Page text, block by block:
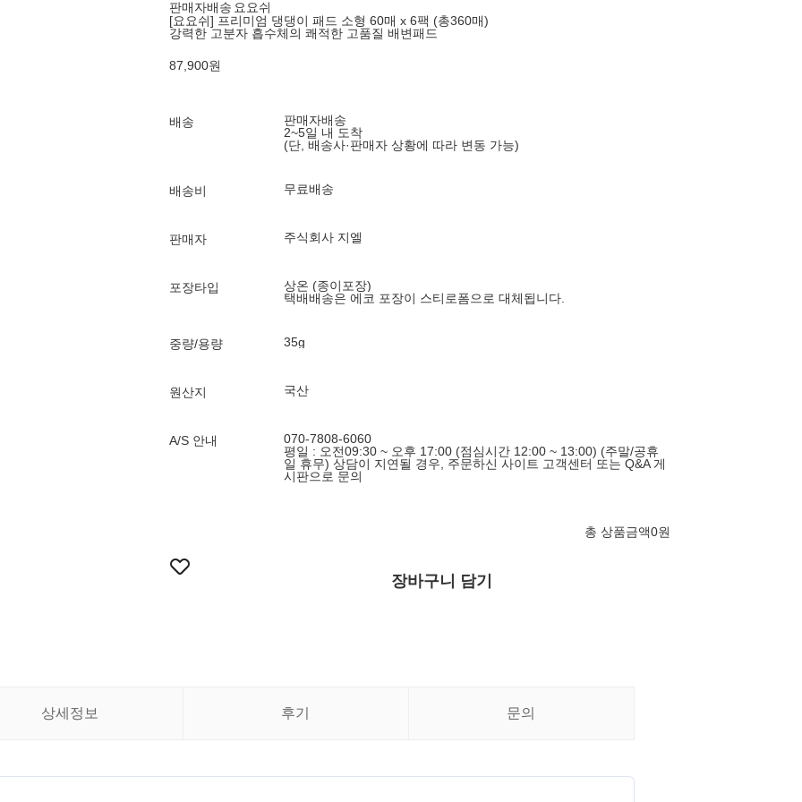
판매자배송 요요쉬
[요요쉬] 프리미엄 댕댕이 패드 소형 60매 x 6팩 (총360매)
강력한 고분자 흡수체의 쾌적한 고품질 배변패드
87,900원
배송
판매자배송
2~5일 내 도착
(단, 배송사·판매자 상황에 따라 변동 가능)
배송비 무료배송
판매자 주식회사 지엘
포장타입
상온 (종이포장)
택배배송은 에코 포장이 스티로폼으로 대체됩니다.
중량/용량 35g
원산지 국산
A/S 안내
070-7808-6060
평일 : 오전09:30 ~ 오후 17:00 (점심시간 12:00 ~ 13:00) (주말/공휴
일 휴무) 상담이 지연될 경우, 주문하신 사이트 고객센터 또는 Q&A 게
시판으로 문의
총 상품금액0원
장바구니 담기
상세정보 후기 문의